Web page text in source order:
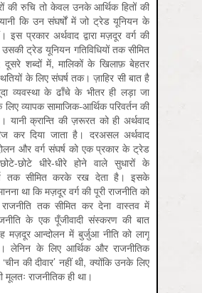
की रुचि तो केवल उनके आर्थिक हितों की
कि उन संघर्षों में जो ट्रेड यूनियन के
प्रकार अर्थवाद द्वारा मज़दूर वर्ग की
उसकी ट्रेड यूनियन गतिविधियों तक सीमित
दूसरे शब्दों में, मालिकों के खिलाफ़ बेहतर
के लिए संघर्ष तक। ज़ाहिर सी बात है
व्यवस्था के ढाँचे के भीतर ही लड़ा जा
व्यापक सामाजिक-आर्थिक परिवर्तन की
क्रान्ति की ज़रूरत को ही अर्थवाद
कर दिया जाता है। दरअसल अर्थवाद
और वर्ग संघर्ष को एक प्रकार के ट्रेड
छोटे धीरे-धीरे होने वाले सुधारों के
तक सीमित करके रख देता है। इसके
था कि मज़दूर वर्ग की पूरी राजनीति को
तक सीमित कर देना वास्तव में
के एक पूँजीवादी संस्करण की बात
मज़दूर आन्दोलन में बुर्जुआ नीति को लागू
लेनिन के लिए आर्थिक और राजनीतिक
की दीवार’ नहीं थी, क्योंकि उनके लिए
मूलतः राजनीतिक ही था।